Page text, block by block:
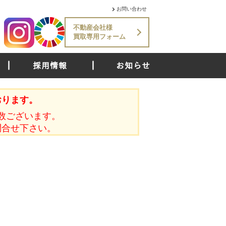
不動産会社様
買取専用フォーム
お問い合わせ
採用情報 お知らせ
ます。
ざいます。
せ下さい。